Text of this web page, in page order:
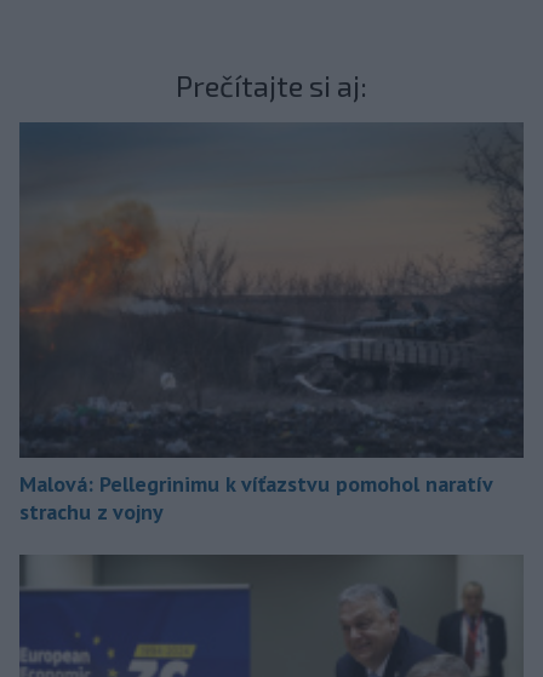
Prečítajte si aj:
Malová: Pellegrinimu k víťazstvu pomohol naratív
strachu z vojny